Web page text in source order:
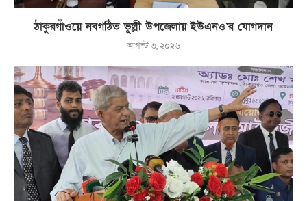
ঠাকুরগাঁওয়ে নবগঠিত ভূল্লী উপজেলায় ইউএনও’র যোগদান
আগস্ট ৩, ২০২৬